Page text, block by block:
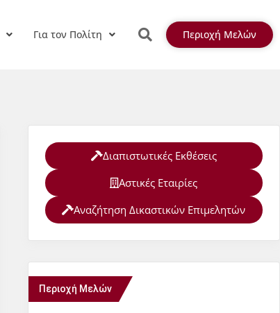
Για τον Πολίτη Περιοχή Μελών
Διαπιστωτικές Εκθέσεις
Αστικές Εταιρίες
Αναζήτηση Δικαστικών Επιμελητών
Περιοχή Μελών